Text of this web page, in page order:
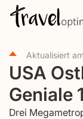
Aktualisiert am
USA
Geniale
Drei